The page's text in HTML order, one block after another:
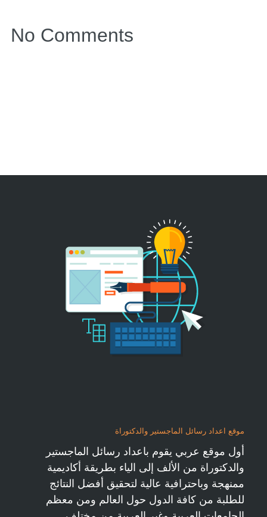
No Comments
موقع اعداد رسائل الماجستير والدكتوراة
أول موقع عربي يقوم باعداد رسائل الماجستير
والدكتوراة من الألف إلى الياء بطريقة أكاديمية
ممنهجة وباحترافية عالية لتحقيق أفضل النتائج
للطلبة من كافة الدول حول العالم ومن معظم